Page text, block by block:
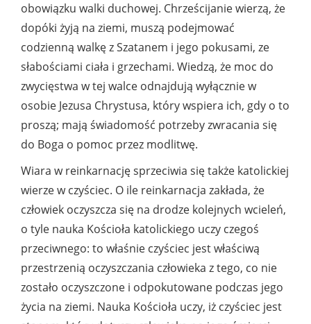
obowiązku walki duchowej. Chrześcijanie wierzą, że
dopóki żyją na ziemi, muszą podejmować
codzienną walkę z Szatanem i jego pokusami, ze
słabościami ciała i grzechami. Wiedzą, że moc do
zwycięstwa w tej walce odnajdują wyłącznie w
osobie Jezusa Chrystusa, który wspiera ich, gdy o to
proszą; mają świadomość potrzeby zwracania się
do Boga o pomoc przez modlitwę.
Wiara w reinkarnację sprzeciwia się także katolickiej
wierze w czyściec. O ile reinkarnacja zakłada, że
człowiek oczyszcza się na drodze kolejnych wcieleń,
o tyle nauka Kościoła katolickiego uczy czegoś
przeciwnego: to właśnie czyściec jest właściwą
przestrzenią oczyszczania człowieka z tego, co nie
zostało oczyszczone i odpokutowane podczas jego
życia na ziemi. Nauka Kościoła uczy, iż czyściec jest